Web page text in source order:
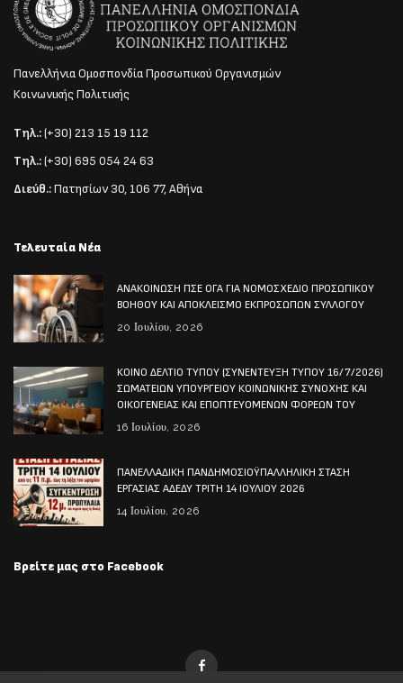
Πανελλήνια Ομοσπονδία Προσωπικού Οργανισμών
Κοινωνικής Πολιτικής
Τηλ.:(+30) 213 15 19 112
Τηλ.:(+30) 695 054 24 63
Διεύθ.:Πατησίων 30, 106 77, Αθήνα
Τελευταία Νέα
ΑΝΑΚΟΙΝΩΣΗ ΠΣΕ ΟΓΑ ΓΙΑ ΝΟΜΟΣΧΕΔΙΟ ΠΡΟΣΩΠΙΚΟΥ
ΒΟΗΘΟΥ ΚΑΙ ΑΠΟΚΛΕΙΣΜΟ ΕΚΠΡΟΣΩΠΩΝ ΣΥΛΛΟΓΟΥ
20 Ιουλίου, 2026
ΚΟΙΝΟ ΔΕΛΤΙΟ ΤΥΠΟΥ (ΣΥΝΕΝΤΕΥΞΗ ΤΥΠΟΥ 16/7/2026)
ΣΩΜΑΤΕΙΩΝ ΥΠΟΥΡΓΕΙΟΥ ΚΟΙΝΩΝΙΚΗΣ ΣΥΝΟΧΗΣ ΚΑΙ
ΟΙΚΟΓΕΝΕΙΑΣ ΚΑΙ ΕΠΟΠΤΕΥΟΜΕΝΩΝ ΦΟΡΕΩΝ ΤΟΥ
16 Ιουλίου, 2026
ΠΑΝΕΛΛΑΔΙΚΗ ΠΑΝΔΗΜΟΣΙΟΫΠΑΛΛΗΛΙΚΗ ΣΤΑΣΗ
ΕΡΓΑΣΙΑΣ ΑΔΕΔΥ ΤΡΙΤΗ 14 ΙΟΥΛΙΟΥ 2026
14 Ιουλίου, 2026
Βρείτε μας στο Facebook